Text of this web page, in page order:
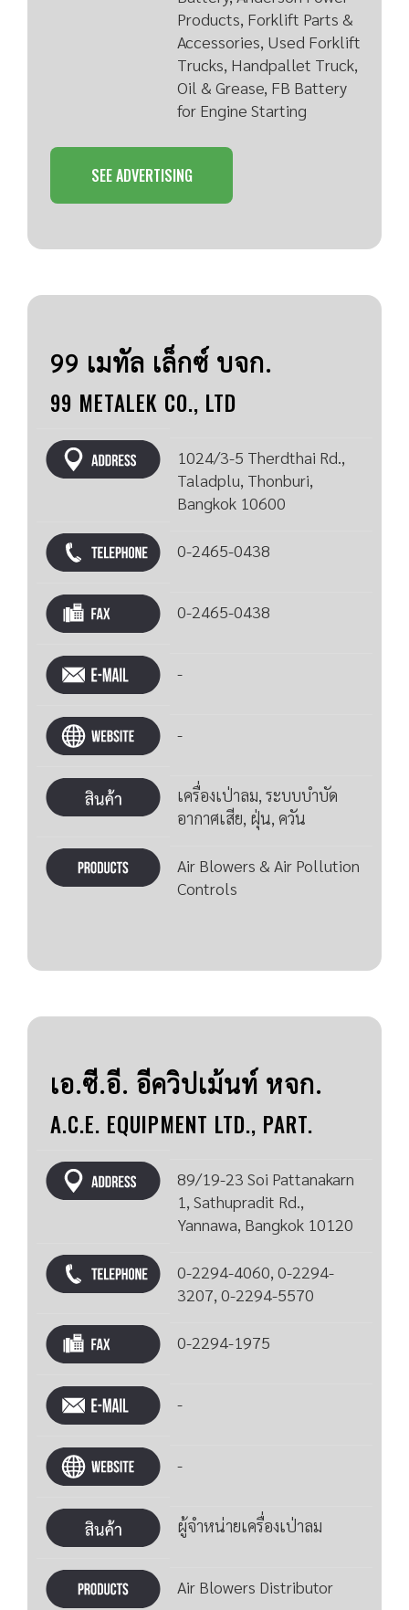
Products, Forklift Parts &
Accessories, Used Forklift
Trucks, Handpallet Truck,
Oil & Grease, FB Battery
for Engine Starting
SEE ADVERTISING
99 เมทัล เล็กซ์ บจก.
99 METALEK CO., LTD
1024/3-5 Therdthai Rd.,
Taladplu, Thonburi,
Bangkok 10600
0-2465-0438
0-2465-0438
-
-
เครื่องเป่าลม, ระบบบำบัด
อากาศเสีย, ฝุ่น, ควัน
Air Blowers & Air Pollution
Controls
เอ.ซี.อี. อีควิปเม้นท์ หจก.
A.C.E. EQUIPMENT LTD., PART.
89/19-23 Soi Pattanakarn
1, Sathupradit Rd.,
Yannawa, Bangkok 10120
0-2294-4060, 0-2294-
3207, 0-2294-5570
0-2294-1975
-
-
ผู้จำหน่ายเครื่องเป่าลม
Air Blowers Distributor